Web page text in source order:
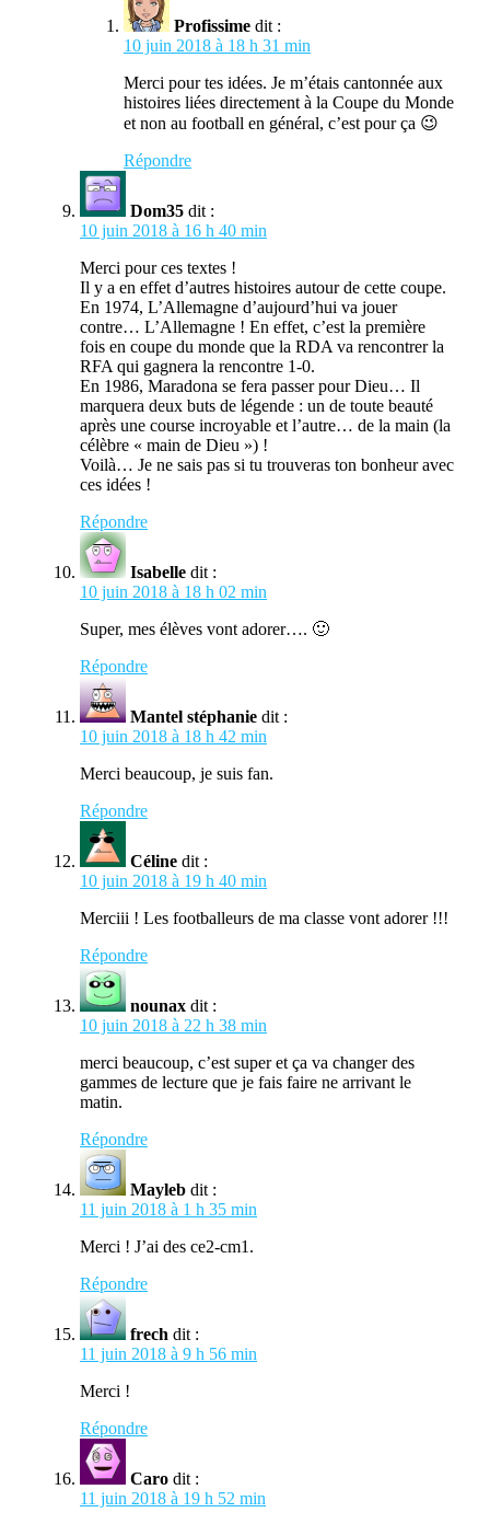
Profissime dit :
10 juin 2018 à 18 h 31 min
Merci pour tes idées. Je m’étais cantonnée aux
histoires liées directement à la Coupe du Monde
et non au football en général, c’est pour ça 😉
Répondre
Dom35 dit :
10 juin 2018 à 16 h 40 min
Merci pour ces textes !
Il y a en effet d’autres histoires autour de cette coupe.
En 1974, L’Allemagne d’aujourd’hui va jouer
contre… L’Allemagne ! En effet, c’est la première
fois en coupe du monde que la RDA va rencontrer la
RFA qui gagnera la rencontre 1-0.
En 1986, Maradona se fera passer pour Dieu… Il
marquera deux buts de légende : un de toute beauté
après une course incroyable et l’autre… de la main (la
célèbre « main de Dieu ») !
Voilà… Je ne sais pas si tu trouveras ton bonheur avec
ces idées !
Répondre
Isabelle dit :
10 juin 2018 à 18 h 02 min
Super, mes élèves vont adorer…. 🙂
Répondre
Mantel stéphanie dit :
10 juin 2018 à 18 h 42 min
Merci beaucoup, je suis fan.
Répondre
Céline dit :
10 juin 2018 à 19 h 40 min
Merciii ! Les footballeurs de ma classe vont adorer !!!
Répondre
nounax dit :
10 juin 2018 à 22 h 38 min
merci beaucoup, c’est super et ça va changer des
gammes de lecture que je fais faire ne arrivant le
matin.
Répondre
Mayleb dit :
11 juin 2018 à 1 h 35 min
Merci ! J’ai des ce2-cm1.
Répondre
frech dit :
11 juin 2018 à 9 h 56 min
Merci !
Répondre
Caro dit :
11 juin 2018 à 19 h 52 min